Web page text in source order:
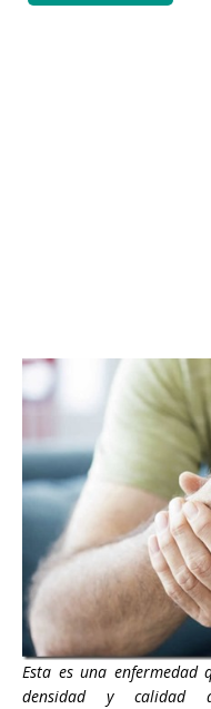
Esta es una
densidad y calidad